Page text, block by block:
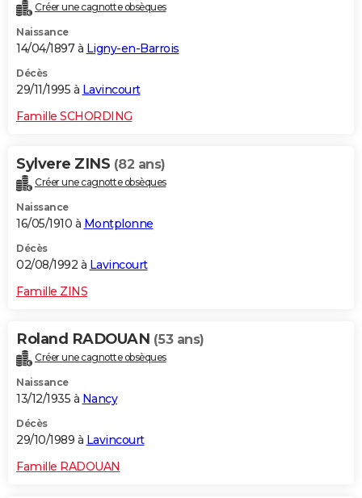
Créer une cagnotte obsèques
Naissance
14/04/1897 à Ligny-en-Barrois
Décès
29/11/1995 à Lavincourt
Famille SCHORDING
Sylvere ZINS (82 ans)
Créer une cagnotte obsèques
Naissance
16/05/1910 à Montplonne
Décès
02/08/1992 à Lavincourt
Famille ZINS
Roland RADOUAN (53 ans)
Créer une cagnotte obsèques
Naissance
13/12/1935 à Nancy
Décès
29/10/1989 à Lavincourt
Famille RADOUAN